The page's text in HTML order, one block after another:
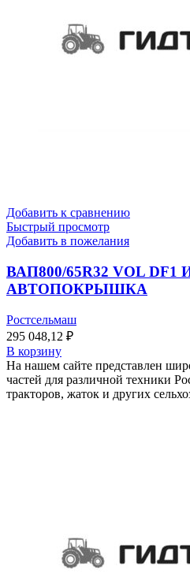
Добавить к сравнению
Быстрый просмотр
Добавить в пожелания
ВАП800/65R32 VOL DF1
АВТОПОКРЫШКА
Ростсельмаш
295 048,12 ₽
В корзину
На нашем сайте представлен
частей для различной техники
тракторов, жаток и других